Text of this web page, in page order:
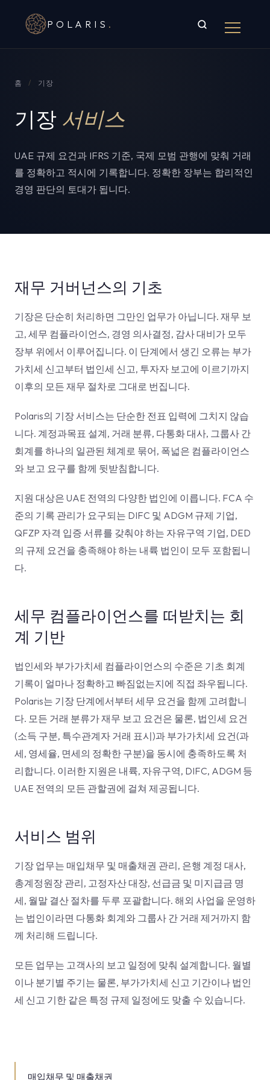
POLARIS .
홈 / 기장
기장 서비스
UAE 규제 요건과 IFRS 기준, 국제 모범 관행에 맞춰 거래
를 정확하고 적시에 기록합니다. 정확한 장부는 합리적인
경영 판단의 토대가 됩니다.
재무 거버넌스의 기초
기장은 단순히 처리하면 그만인 업무가 아닙니다. 재무 보
고, 세무 컴플라이언스, 경영 의사결정, 감사 대비가 모두
장부 위에서 이루어집니다. 이 단계에서 생긴 오류는 부가
가치세 신고부터 법인세 신고, 투자자 보고에 이르기까지
이후의 모든 재무 절차로 그대로 번집니다.
Polaris의 기장 서비스는 단순한 전표 입력에 그치지 않습
니다. 계정과목표 설계, 거래 분류, 다통화 대사, 그룹사 간
회계를 하나의 일관된 체계로 묶어, 폭넓은 컴플라이언스
와 보고 요구를 함께 뒷받침합니다.
지원 대상은 UAE 전역의 다양한 법인에 이릅니다. FCA 수
준의 기록 관리가 요구되는 DIFC 및 ADGM 규제 기업,
QFZP 자격 입증 서류를 갖춰야 하는 자유구역 기업, DED
의 규제 요건을 충족해야 하는 내륙 법인이 모두 포함됩니
다.
세무 컴플라이언스를 떠받치는 회
계 기반
법인세와 부가가치세 컴플라이언스의 수준은 기초 회계
기록이 얼마나 정확하고 빠짐없는지에 직접 좌우됩니다.
Polaris는 기장 단계에서부터 세무 요건을 함께 고려합니
다. 모든 거래 분류가 재무 보고 요건은 물론, 법인세 요건
(소득 구분, 특수관계자 거래 표시)과 부가가치세 요건(과
세, 영세율, 면세의 정확한 구분)을 동시에 충족하도록 처
리합니다. 이러한 지원은 내륙, 자유구역, DIFC, ADGM 등
UAE 전역의 모든 관할권에 걸쳐 제공됩니다.
서비스 범위
기장 업무는 매입채무 및 매출채권 관리, 은행 계정 대사,
총계정원장 관리, 고정자산 대장, 선급금 및 미지급금 명
세, 월말 결산 절차를 두루 포괄합니다. 해외 사업을 운영하
는 법인이라면 다통화 회계와 그룹사 간 거래 제거까지 함
께 처리해 드립니다.
모든 업무는 고객사의 보고 일정에 맞춰 설계합니다. 월별
이나 분기별 주기는 물론, 부가가치세 신고 기간이나 법인
세 신고 기한 같은 특정 규제 일정에도 맞출 수 있습니다.
매입채무 및 매출채권